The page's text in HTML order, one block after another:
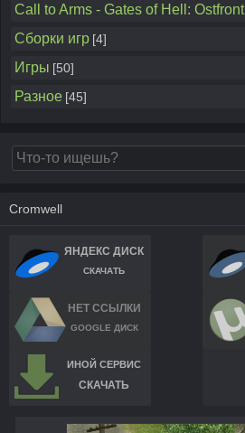
Call to Arms - Gates of Hell: Ostfront
Сборки игр [4]
Игры [50]
Разное [45]
Cromwell
ЯНДЕКС ДИСК
СКАЧАТЬ
НЕТ ССЫЛКИ
GOOGLE ДИСК
ИНОЙ СЕРВИС
СКАЧАТЬ